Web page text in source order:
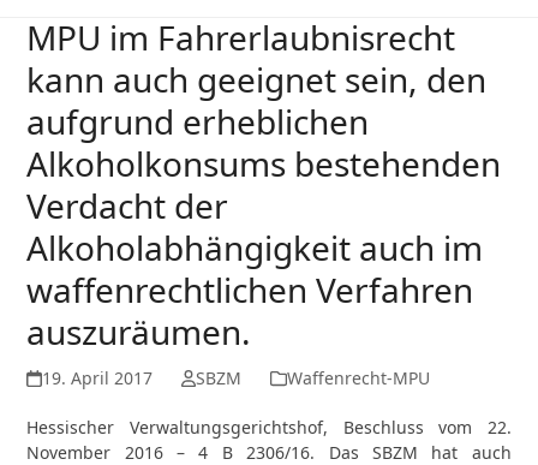
MPU im Fahrerlaubnisrecht
kann auch geeignet sein, den
aufgrund erheblichen
Alkoholkonsums bestehenden
Verdacht der
Alkoholabhängigkeit auch im
waffenrechtlichen Verfahren
auszuräumen.
19. April 2017 SBZM Waffenrecht-MPU
Hessischer Verwaltungsgerichtshof, Beschluss vom 22.
November 2016 – 4 B 2306/16. Das SBZM hat auch